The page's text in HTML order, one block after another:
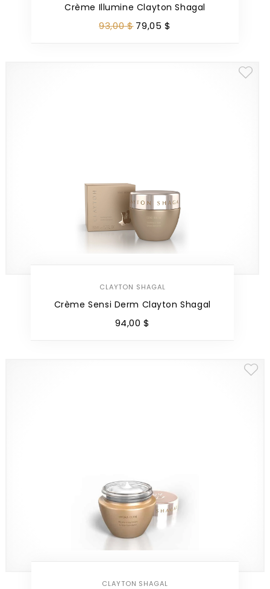
Crème Illumine Clayton Shagal
93,00$ 79,05 $
CLAYTON SHAGAL
Crème Sensi Derm Clayton Shagal
94,00 $
CLAYTON SHAGAL